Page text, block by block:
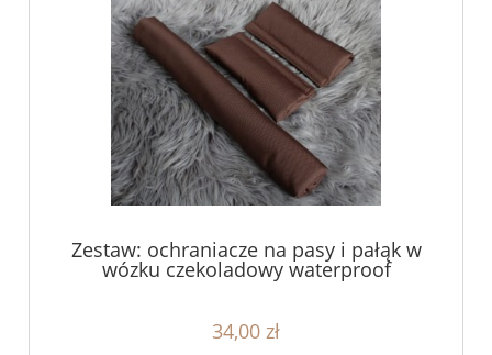
Zestaw: ochraniacze na pasy i pałąk w
wózku czekoladowy waterproof
34,00 zł